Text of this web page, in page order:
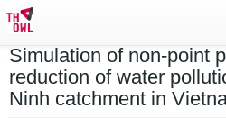
Simulation of non-point
reduction of water
Ninh catchment in